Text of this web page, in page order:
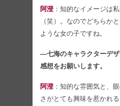
阿澄：知的なイメージは
（笑）。なのでどちらか
ような女の子ですね。
―七海のキャラクターデ
感想をお願いします。
阿澄：知的な雰囲気と、
さがとても興味を惹かれ